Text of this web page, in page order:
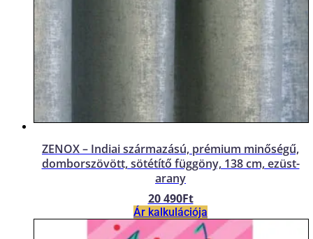
ZENOX – Indiai származású, prémium minőségű,
domborszövött, sötétítő függöny, 138 cm, ezüst-
arany
20 490Ft
Ár kalkulációja